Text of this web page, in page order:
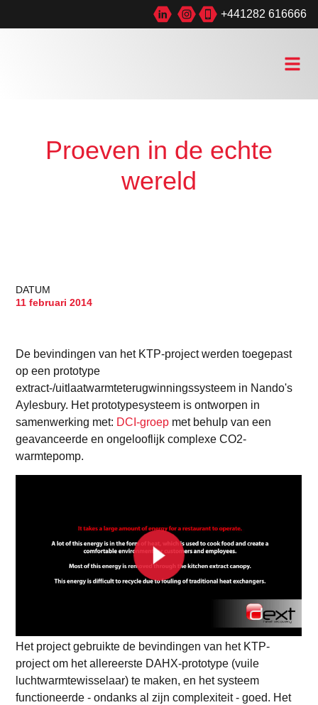
+441282 616666
Proeven in de echte
wereld
DATUM
11 februari 2014
De bevindingen van het KTP-project werden toegepast
op een prototype
extract-/uitlaatwarmteterugwinningssysteem in Nando's
Aylesbury. Het prototypesysteem is ontworpen in
samenwerking met: DCI-groep met behulp van een
geavanceerde en ongelooflijk complexe CO2-
warmtepomp.
Het project gebruikte de bevindingen van het KTP-
project om het allereerste DAHX-prototype (vuile
luchtwarmtewisselaar) te maken, en het systeem
functioneerde - ondanks al zijn complexiteit - goed. Het